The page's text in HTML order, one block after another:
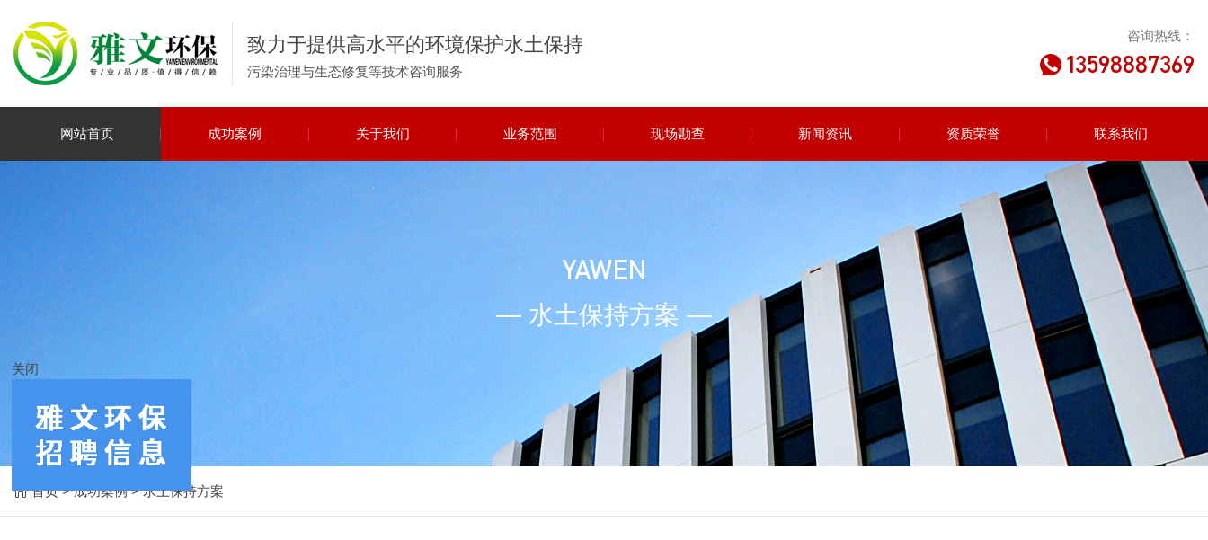
致力于提供高水平的环境保护水土保持
污染治理与生态修复等技术咨询服务
咨询热线：
13598887369
网站首页 成功案例 关于我们 业务范围 现场勘查 新闻资讯 资质荣誉 联系我们
YAWEN
— 水土保持方案 —
首页>成功案例>水土保持方案
关闭